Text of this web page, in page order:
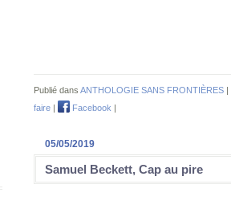
Publié dans ANTHOLOGIE SANS FRONTIÈRES |
faire | Facebook |
05/05/2019
Samuel Beckett, Cap au pire